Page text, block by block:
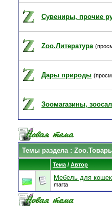
Сувениры, прочие
Zoo.Литература
Дары природы
Зоомагазины,
Темы раздела:
Тема / Автор
Мебель для кошек
marta